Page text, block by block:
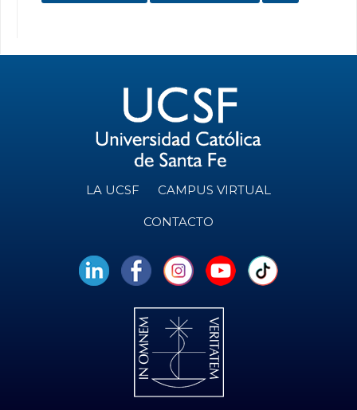
LA UCSF CAMPUS VIRTUAL
CONTACTO